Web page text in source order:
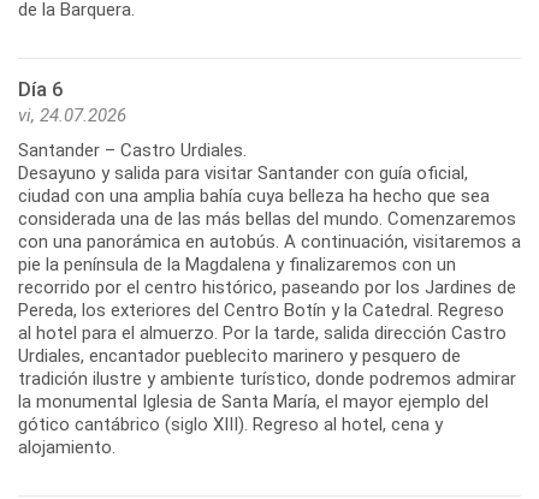
Día 6
vi, 24.07.2026
Santander – Castro Urdiales.
Desayuno y salida para visitar Santander con guía oficial,
ciudad con una amplia bahía cuya belleza ha hecho que sea
considerada una de las más bellas del mundo. Comenzaremos
con una panorámica en autobús. A continuación, visitaremos a
pie la península de la Magdalena y finalizaremos con un
recorrido por el centro histórico, paseando por los Jardines de
Pereda, los exteriores del Centro Botín y la Catedral. Regreso
al hotel para el almuerzo. Por la tarde, salida dirección Castro
Urdiales, encantador pueblecito marinero y pesquero de
tradición ilustre y ambiente turístico, donde podremos admirar
la monumental Iglesia de Santa María, el mayor ejemplo del
gótico cantábrico (siglo XIII). Regreso al hotel, cena y